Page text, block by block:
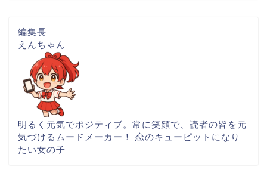
編集長
えんちゃん
明るく元気でポジティブ。常に笑顔で、読者の皆を元
気づけるムードメーカー！ 恋のキューピットになり
たい女の子